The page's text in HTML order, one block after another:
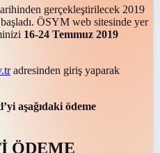
gerçekleştirilecek 2019
başladı. ÖSYM web sitesinde yer
16-24 Temmuz 2019
adresinden giriş yaparak
aşağıdaki ödeme
ÖDEME